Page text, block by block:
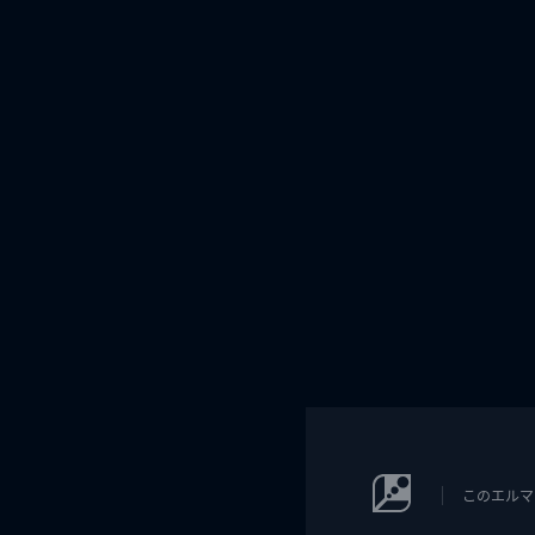
このエル